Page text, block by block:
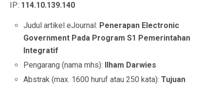
IP: 114.10.139.140
Judul artikel eJournal: Penerapan Electronic
Government Pada Program S1 Pemerintahan
Integratif
Pengarang (nama mhs):
Ilham Darwies
Abstrak (max. 1600 huruf atau 250 kata):Tujuan